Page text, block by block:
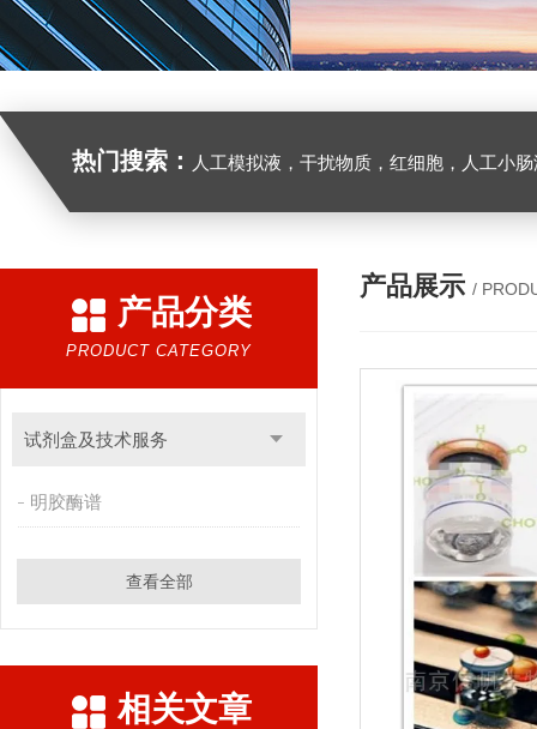
热门搜索： 人工模拟液，干扰物质，红细胞，人工小
产品分类
PRODUCT CATEGORY
试剂盒及技术服务
明胶酶谱
查看全部
相关文章
产品展示 /